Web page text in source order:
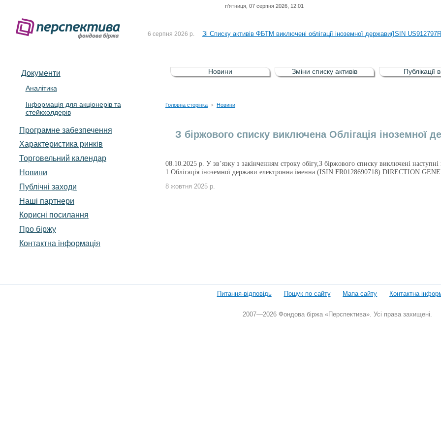
п'ятниця, 07 серпня 2026, 12:01
До Списку активів регульованого фондового ринку (РФР) включена
6 серпня 2026 р. Зі Списку активів ФБТМ виключені облігації іноземної держави(ISIN
5 серпня 2026 р. Зі списку активів РФР виключені Облігація внутрішніх державних позик
4 серпня 2026 р. До Списку активів регульованого фондового ринку (РФР) включена
Документи
Аналітика
Інформація для акціонерів та
стейкхолдерів
Програмне забезпечення
Характеристика pинків
Торговельний календар
Новини
Публічні заходи
Наші партнери
Корисні посилання
Про біржу
Контактна інформація
Новини Зміни списку активів Публікації
Головна сторінка > Новини
З біржового списку виключена Облігація іноземної
08.10.2025 р. У зв’язку з закінченням строку обігу,З біржового списку виключені наступні
1.Облігація іноземної держави електронна іменна (ISIN FR0128690718) DIRECTION
8 жовтня 2025 р.
Питання-відповідь Пошук по сайту Мапа сайту Контактна
2007—2026 Фондова біржа «Перспектива». Усі права захищені.